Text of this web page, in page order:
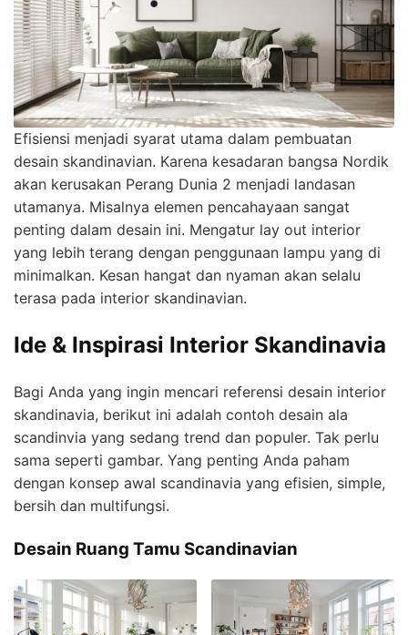
Efisiensi menjadi syarat utama dalam pembuatan
desain skandinavian. Karena kesadaran bangsa Nordik
akan kerusakan Perang Dunia 2 menjadi landasan
utamanya. Misalnya elemen pencahayaan sangat
penting dalam desain ini. Mengatur lay out interior
yang lebih terang dengan penggunaan lampu yang di
minimalkan. Kesan hangat dan nyaman akan selalu
terasa pada interior skandinavian.
Ide & Inspirasi Interior Skandinavia
Bagi Anda yang ingin mencari referensi desain interior
skandinavia, berikut ini adalah contoh desain ala
scandinvia yang sedang trend dan populer. Tak perlu
sama seperti gambar. Yang penting Anda paham
dengan konsep awal scandinavia yang efisien, simple,
bersih dan multifungsi.
Desain Ruang Tamu Scandinavian